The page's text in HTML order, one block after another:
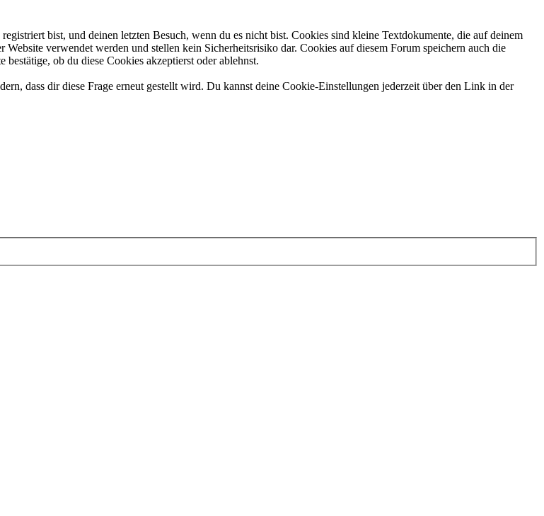
bist, und deinen letzten Besuch, wenn du es nicht bist. Cookies sind kleine Textdokumente, die auf deinem
verwendet werden und stellen kein Sicherheitsrisiko dar. Cookies auf diesem Forum speichern auch die
ob du diese Cookies akzeptierst oder ablehnst.
dass dir diese Frage erneut gestellt wird. Du kannst deine Cookie-Einstellungen jederzeit über den Link in der